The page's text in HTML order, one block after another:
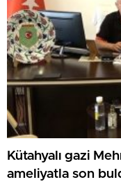
Kütahyalı gazi
ameliyatla son